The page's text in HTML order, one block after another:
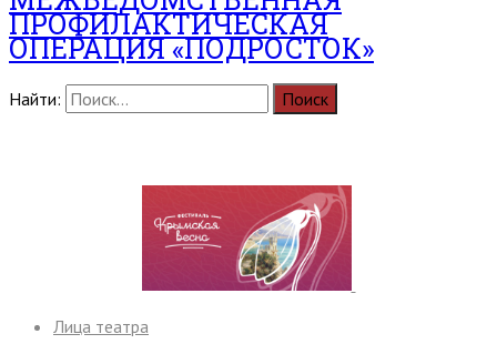
ПРОФИЛАКТИЧЕСКАЯ
ОПЕРАЦИЯ «ПОДРОСТОК»
Найти:
Лица театра